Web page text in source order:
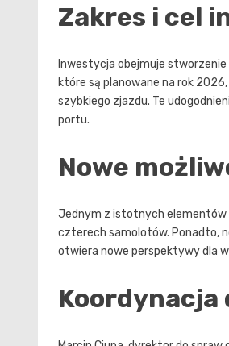
Zakres i cel
Inwestycja obejmuje
które są planowane na rok
szybkiego zjazdu. Te
portu.
Nowe
Jednym z istotnych
czterech samolotów. Ponadto,
otwiera nowe perspektywy dla
Koordynacja